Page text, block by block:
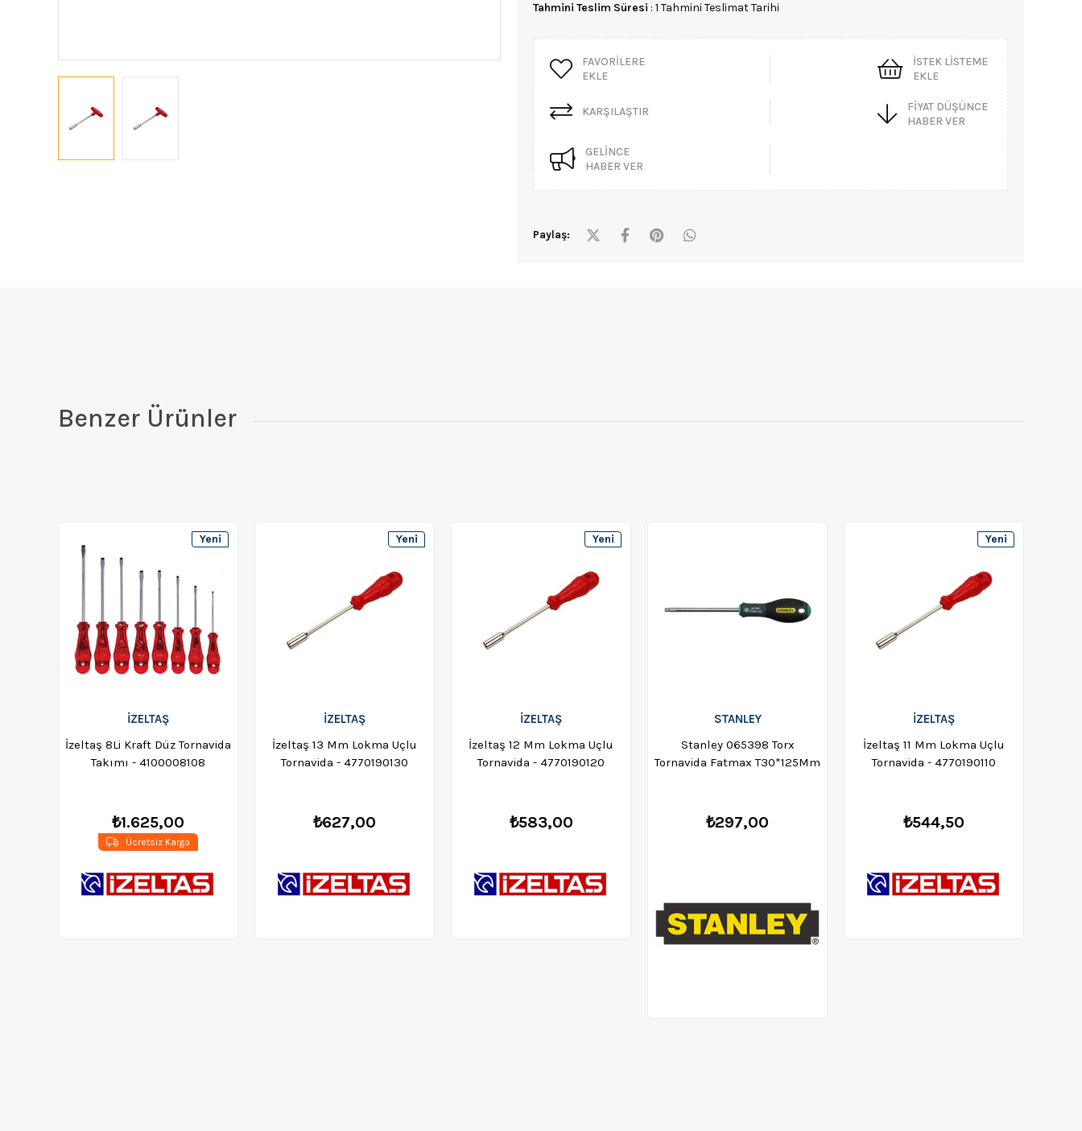
Tahmini Teslim Süresi : 1 Tahmini Teslimat Tarihi
FAVORILERE
EKLE
İSTEK LISTEME
EKLE
KARŞILAŞTIR
FIYAT DÜŞÜNCE
HABER VER
GELINCE
HABER VER
Paylaş:
Benzer Ürünler
İZELTAŞ
İzeltaş 8Li Kraft Düz Tornavida
Takımı - 4100008108
₺1.625,00
Ücretsiz Kargo
Yeni
İZELTAŞ
İzeltaş 13 Mm Lokma Uçlu
Tornavida - 4770190130
₺627,00
Yeni
İZELTAŞ
İzeltaş 12 Mm Lokma Uçlu
Tornavida - 4770190120
₺583,00
Yeni
STANLEY
Stanley 065398 Torx
Tornavida Fatmax T30*125Mm
₺297,00
İZELTAŞ
İzeltaş 11 Mm Lokma Uçlu
Tornavida - 4770190110
₺544,50
Yeni